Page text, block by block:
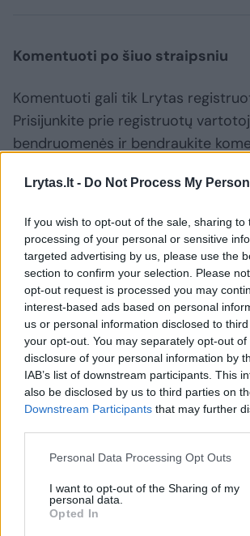
Lrytas.lt - Do Not Process My
If you wish to opt-out of the sale, sharing to
processing of your personal or sensitive
targeted advertising by us, please use the
section to confirm your selection. Please
opt-out request is processed you may
interest-based ads based on personal
us or personal information disclosed to
your opt-out. You may separately opt-out
disclosure of your personal information by
IAB’s list of downstream participants. This
also be disclosed by us to third parties on
Downstream Participants that may further
Personal Data Processing Opt Outs
I want to opt-out of the Sharing of my
personal data.
Opted In
Komentuoti po šiuo straipsniu
Komentuoti gali tik Lrytas
Prisijunkite prie registruotų
bendruomenės ir bendraukite
Prisijungti